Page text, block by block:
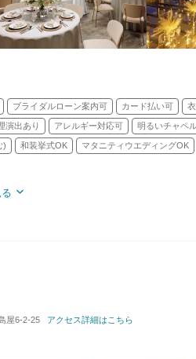
ブライダルローン案内可 カード払い可
演出あり アレルギー対応可 明るいチャペ
) 和装挙式OK マタニティウエディングOK
対応人数: 着席：20名 ～ 138名 挙式スタイル: 教
屋6-2-25 アクセス詳細はこちら